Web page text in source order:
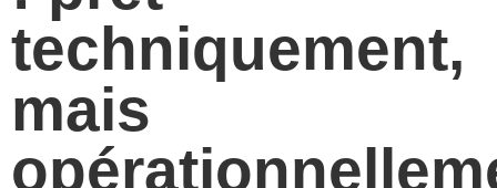
techniquement,
mais